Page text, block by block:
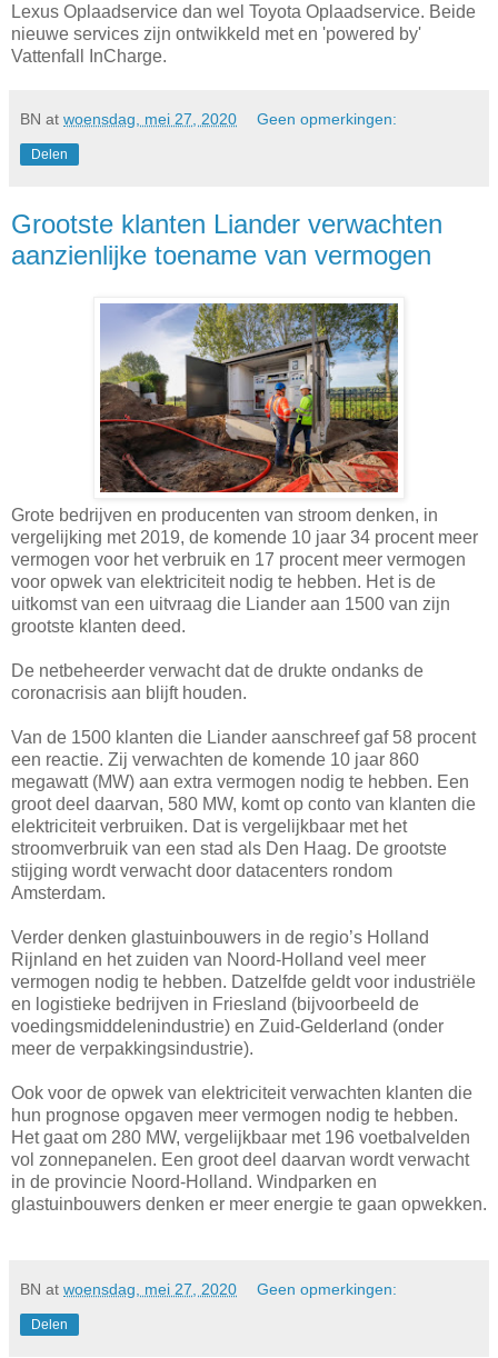
Lexus Oplaadservice dan wel Toyota Oplaadservice. Beide
nieuwe services zijn ontwikkeld met en 'powered by'
Vattenfall InCharge.
BN at woensdag, mei 27, 2020 Geen opmerkingen:
Delen
Grootste klanten Liander verwachten
aanzienlijke toename van vermogen
Grote bedrijven en producenten van stroom denken, in
vergelijking met 2019, de komende 10 jaar 34 procent meer
vermogen voor het verbruik en 17 procent meer vermogen
voor opwek van elektriciteit nodig te hebben. Het is de
uitkomst van een uitvraag die Liander aan 1500 van zijn
grootste klanten deed.
De netbeheerder verwacht dat de drukte ondanks de
coronacrisis aan blijft houden.
Van de 1500 klanten die Liander aanschreef gaf 58 procent
een reactie. Zij verwachten de komende 10 jaar 860
megawatt (MW) aan extra vermogen nodig te hebben. Een
groot deel daarvan, 580 MW, komt op conto van klanten die
elektriciteit verbruiken. Dat is vergelijkbaar met het
stroomverbruik van een stad als Den Haag. De grootste
stijging wordt verwacht door datacenters rondom
Amsterdam.
Verder denken glastuinbouwers in de regio’s Holland
Rijnland en het zuiden van Noord-Holland veel meer
vermogen nodig te hebben. Datzelfde geldt voor industriële
en logistieke bedrijven in Friesland (bijvoorbeeld de
voedingsmiddelenindustrie) en Zuid-Gelderland (onder
meer de verpakkingsindustrie).
Ook voor de opwek van elektriciteit verwachten klanten die
hun prognose opgaven meer vermogen nodig te hebben.
Het gaat om 280 MW, vergelijkbaar met 196 voetbalvelden
vol zonnepanelen. Een groot deel daarvan wordt verwacht
in de provincie Noord-Holland. Windparken en
glastuinbouwers denken er meer energie te gaan opwekken.
BN at woensdag, mei 27, 2020 Geen opmerkingen:
Delen